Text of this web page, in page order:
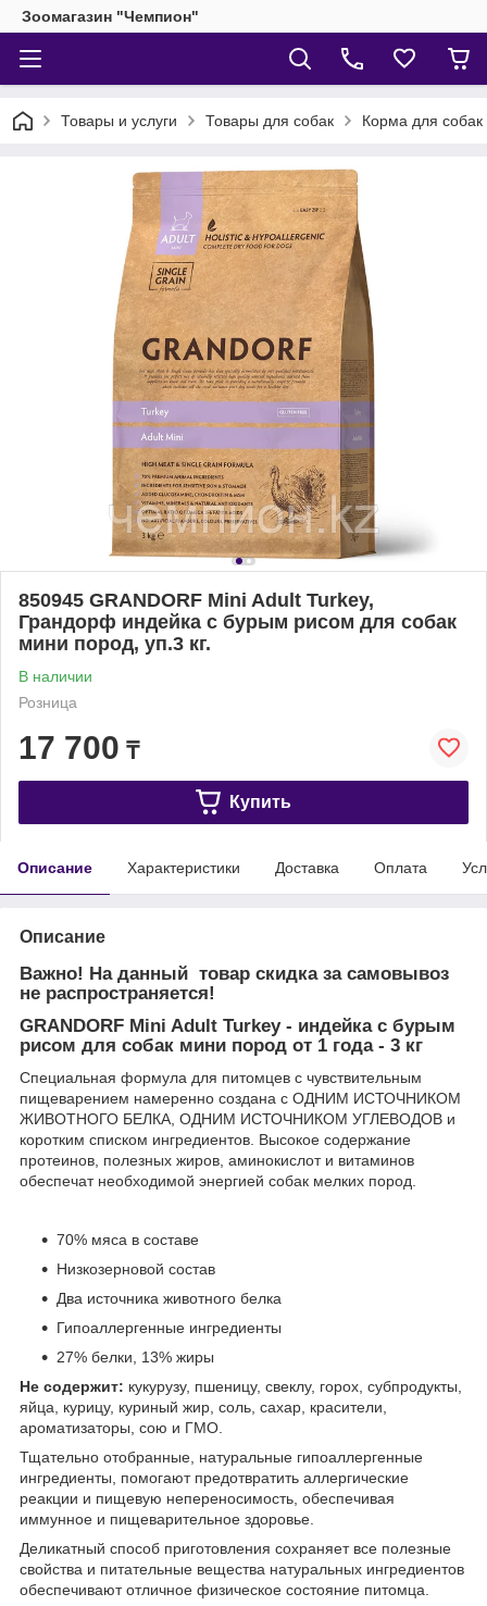
Зоомагазин "Чемпион"
Товары и услуги Товары для собак Корма для собак
850945 GRANDORF Mini Adult Turkey,
Грандорф индейка с бурым рисом для собак
мини пород, уп.3 кг.
В наличии
Розница
17 700 ₸
Купить
Описание Характеристики Доставка Оплата
Описание
Важно! На данный товар скидка за самовывоз
не распространяется!
GRANDORF Mini Adult Turkey - индейка с бурым
рисом для собак мини пород от 1 года - 3 кг
Специальная формула для питомцев с чувствительным
пищеварением намеренно создана с ОДНИМ ИСТОЧНИКОМ
ЖИВОТНОГО БЕЛКА, ОДНИМ ИСТОЧНИКОМ УГЛЕВОДОВ и
коротким списком ингредиентов. Высокое содержание
протеинов, полезных жиров, аминокислот и витаминов
обеспечат необходимой энергией собак мелких пород.
70% мяса в составе
Низкозерновой состав
Два источника животного белка
Гипоаллергенные ингредиенты
27% белки, 13% жиры
Не содержит: кукурузу, пшеницу, свеклу, горох, субпродукты,
яйца, курицу, куриный жир, соль, сахар, красители,
ароматизаторы, сою и ГМО.
Тщательно отобранные, натуральные гипоаллергенные
ингредиенты, помогают предотвратить аллергические
реакции и пищевую непереносимость, обеспечивая
иммунное и пищеварительное здоровье.
Деликатный способ приготовления сохраняет все полезные
свойства и питательные вещества натуральных ингредиентов
обеспечивают отличное физическое состояние питомца.